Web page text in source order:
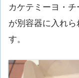
カケテミーヨ・
が別容器に入れ
す。